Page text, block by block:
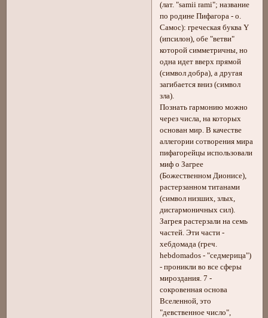
(лат. "samii rami"; название
по родине Пифагора - о.
Самос): греческая буква Υ
(ипсилон), обе "ветви"
которой симметричны, но
одна идет вверх прямой
(символ добра), а другая
загибается вниз (символ
зла).
Познать гармонию можно
через числа, на которых
основан мир. В качестве
аллегории сотворения мира
пифагорейцы использовали
миф о Загрее
(Божественном Дионисе),
растерзанном титанами
(символ низших, злых,
дисгармоничных сил).
Загрея растерзали на семь
частей. Эти части -
хебдомада (греч.
hebdomados - "седмерица")
- проникли во все сферы
мироздания. 7 -
сокровенная основа
Вселенной, это
"девственное число",